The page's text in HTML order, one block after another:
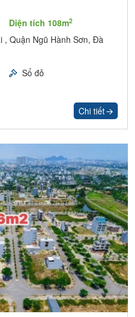
Diện tích 108m2
, Quận Ngũ Hành Sơn, Đà
Sổ đỏ
Chi tiết